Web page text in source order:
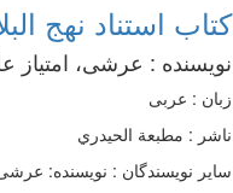
کتاب استناد نهج
نویسنده : عرشی، امتیاز
زبان : عربی
ناشر : مطبعة الحيدري
سایر نویسندگان : نویسنده: